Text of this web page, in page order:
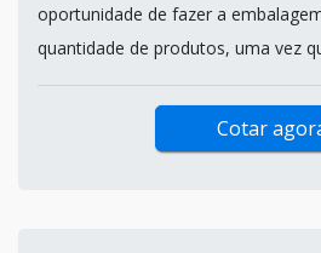
oportunidade de fazer a
quantidade de produtos, uma vez
Cotar